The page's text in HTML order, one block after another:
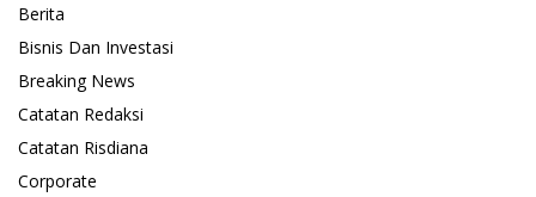
Berita
Bisnis Dan Investasi
Breaking News
Catatan Redaksi
Catatan Risdiana
Corporate